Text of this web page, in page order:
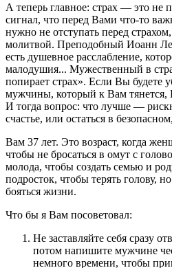
А теперь главное: страх — это не
сигнал, что перед Вами что-то
нужно не отступать перед
молитвой. Преподобный Иоанн
есть душевное расслабление,
малодушия... Мужественный в
попирает страх». Если Вы будете
мужчины, который к Вам тянется,
И тогда вопрос: что лучше —
счастье, или остаться в
Вам 37 лет. Это возраст, когда
чтобы не бросаться в омут с
молода, чтобы создать семью и
подросток, чтобы терять голову,
бояться жизни.
Что бы я Вам посоветовал:
Не заставляйте себя сразу
потом напишите мужчине
немного времени, чтобы